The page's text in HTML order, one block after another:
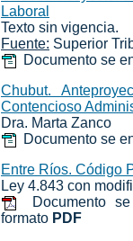
Laboral
Texto sin vigencia.
Fuente: Superior
Documento se
Chubut.
Contencioso
Dra. Marta Zanco
Documento se
Entre Ríos. Código
Ley 4.843 con
Documento se
formato PDF